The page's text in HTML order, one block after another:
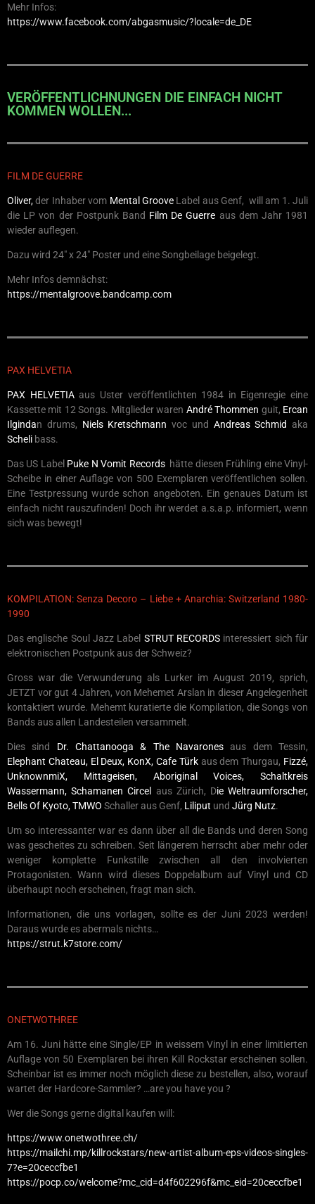
Mehr Infos:
https://www.facebook.com/abgasmusic/?locale=de_DE
VERÖFFENTLICHNUNGEN DIE EINFACH NICHT
KOMMEN WOLLEN...
FILM DE GUERRE
Oliver,der Inhaber vom Mental GrooveLabel aus Genf, will am 1. Juli
die LP von der Postpunk Band Film De Guerre aus dem Jahr 1981
wieder auflegen.
Dazu wird 24″ x 24″ Poster und eine Songbeilage beigelegt.
Mehr Infos demnächst:
https://mentalgroove.bandcamp.com
PAX HELVETIA
PAX HELVETIAaus Uster veröffentlichten 1984 in Eigenregie eine
Kassette mit 12 Songs. Mitglieder waren André Thommen guit, Ercan
Ilgindan drums, Niels Kretschmann voc und Andreas Schmid aka
Scheli bass.
Das US Label Puke N Vomit Records hätte diesen Frühling eine Vinyl-
Scheibe in einer Auflage von 500 Exemplaren veröffentlichen sollen.
Eine Testpressung wurde schon angeboten. Ein genaues Datum ist
einfach nicht rauszufinden! Doch ihr werdet a.s.a.p. informiert, wenn
sich was bewegt!
KOMPILATION: Senza Decoro – Liebe + Anarchia: Switzerland 1980-
1990
Das englische Soul Jazz Label STRUT RECORDS interessiert sich für
elektronischen Postpunk aus der Schweiz?
Gross war die Verwunderung als Lurker im August 2019, sprich,
JETZT vor gut 4 Jahren, von Mehemet Arslan in dieser Angelegenheit
kontaktiert wurde. Mehemt kuratierte die Kompilation, die Songs von
Bands aus allen Landesteilen versammelt.
Dies sind Dr. Chattanooga & The Navarones aus dem Tessin,
Elephant Chateau, El Deux, KonX, Cafe Türk aus dem Thurgau, Fizzé,
UnknownmiX, Mittageisen, Aboriginal Voices, Schaltkreis
Wassermann, Schamanen Circel
aus Zürich, Die Weltraumforscher,
Bells Of Kyoto, TMWO Schaller aus Genf, Liliput und Jürg Nutz.
Um so interessanter war es dann über all die Bands und deren Song
was gescheites zu schreiben. Seit längerem herrscht aber mehr oder
weniger komplette Funkstille zwischen all den involvierten
Protagonisten. Wann wird dieses Doppelalbum auf Vinyl und CD
überhaupt noch erscheinen, fragt man sich.
Informationen, die uns vorlagen, sollte es der Juni 2023 werden!
Daraus wurde es abermals nichts…
https://strut.k7store.com/
ONETWOTHREE
Am 16. Juni hätte eine Single/EP in weissem Vinyl in einer limitierten
Auflage von 50 Exemplaren bei ihren Kill Rockstar erscheinen sollen.
Scheinbar ist es immer noch möglich diese zu bestellen, also, worauf
wartet der Hardcore-Sammler? …are you have you ?
Wer die Songs gerne digital kaufen will:
https://www.onetwothree.ch/
https://mailchi.mp/killrockstars/new-artist-album-eps-videos-singles-
7?e=20ceccfbe1
https://pocp.co/welcome?mc_cid=d4f602296f&mc_eid=20ceccfbe1